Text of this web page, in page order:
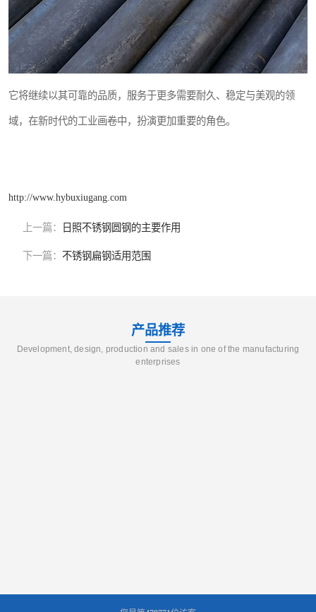
它将继续以其可靠的品质，服务于更多需要耐久、稳定与美观的领
域，在新时代的工业画卷中，扮演更加重要的角色。
http://www.hybuxiugang.com
上一篇： 日照不锈钢圆钢的主要作用
下一篇： 不锈钢扁钢适用范围
产品推荐
Development, design, production and sales in one of the manufacturing
enterprises